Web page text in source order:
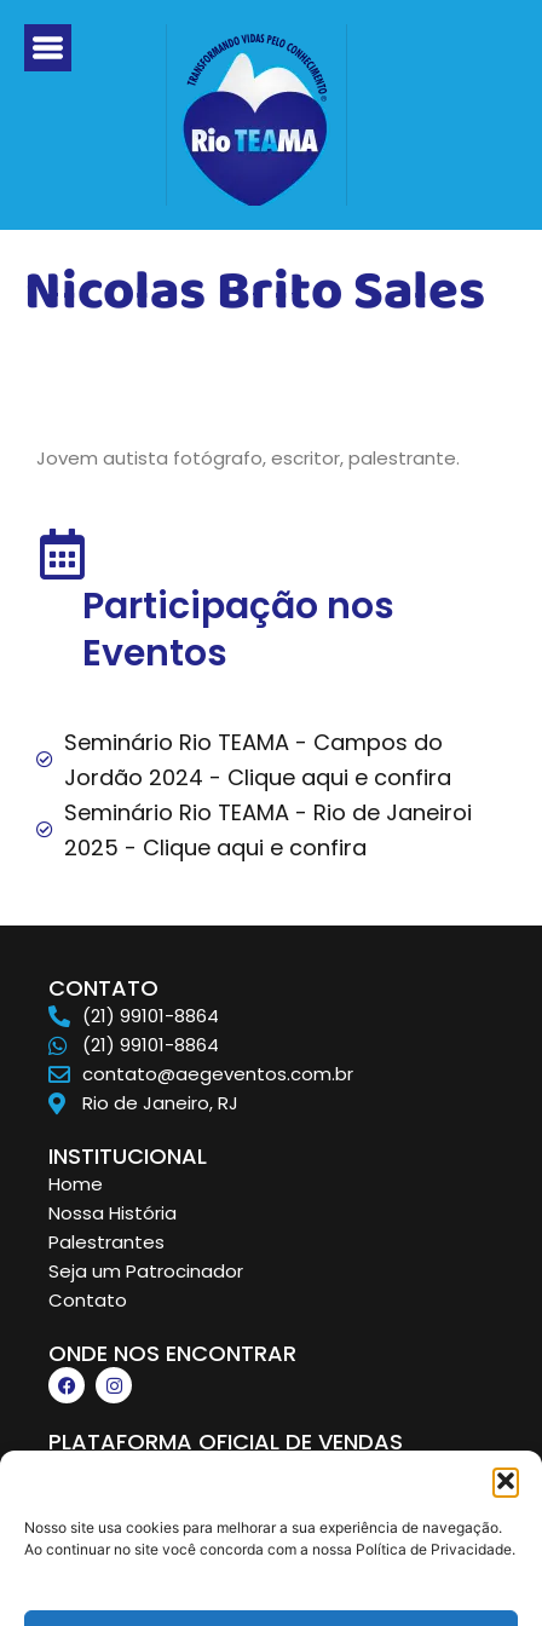
Nosso site usa cookies para melhorar a sua experiência de navegação.
Ao continuar no site você concorda com a nossa Política de Privacidade.
para
Nicolas Brito Sales
Jovem autista fotógrafo, escritor, palestrante.
Participação nos
Eventos
Seminário Rio TEAMA - Campos do
Jordão 2024 - Clique aqui e confira
Seminário Rio TEAMA - Rio de Janeiroi
2025 - Clique aqui e confira
CONTATO
(21) 99101-8864
(21) 99101-8864
contato@aegeventos.com.br
Rio de Janeiro, RJ
INSTITUCIONAL
Home
Nossa História
Palestrantes
Seja um Patrocinador
Contato
ONDE NOS ENCONTRAR
F
a
c
e
b
I
n
s
t
a
m
PLATAFORMA OFICIAL DE VENDAS
© Copyright 2025 Todos os direitos reservados.